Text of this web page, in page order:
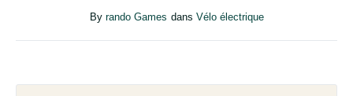
By rando Games dans Vélo électrique